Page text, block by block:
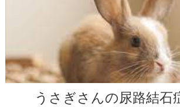
うさぎさんの尿路結石